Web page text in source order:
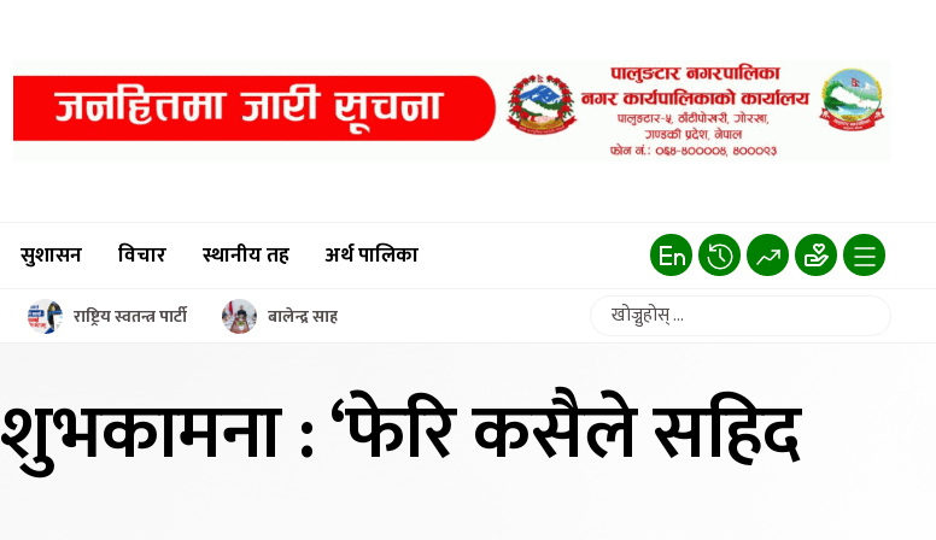
सुशासन विचार स्थानीय तह अर्थ पालिका
राष्ट्रिय स्वतन्त्र पार्टी बालेन्द्र साह
शुभकामना : ‘फेरि कसैले सहिद